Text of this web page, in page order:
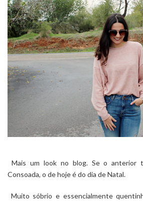
Mais um look no blog. Se o anterior
Consoada, o de hoje é do dia de Natal.
Muito sóbrio e essencialmente